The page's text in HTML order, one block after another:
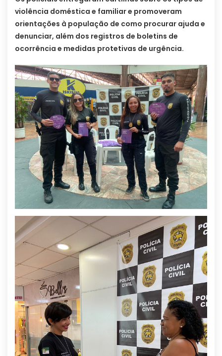
violência doméstica e familiar e promoveram
orientações à população de como procurar ajuda e
denunciar, além dos registros de boletins de
ocorrência e medidas protetivas de urgência.